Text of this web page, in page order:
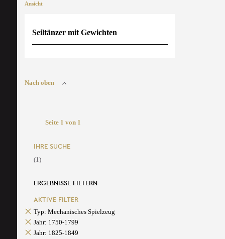
Ansicht
Seiltänzer mit Gewichten
Nach oben
Seite 1 von 1
IHRE SUCHE
(1)
ERGEBNISSE FILTERN
AKTIVE FILTER
Typ: Mechanisches Spielzeug
Jahr: 1750-1799
Jahr: 1825-1849